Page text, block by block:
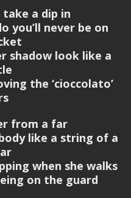
take a dip in
you’ll never be on
shadow look like a
the ‘cioccolato’
from a far
like a string of a
when she walks
on the guard